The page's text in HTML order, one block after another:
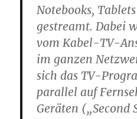
Notebooks,
gestreamt. Dabei
vom Kabel-TV-
im ganzen
sich das TV-
parallel auf
Geräten („Second